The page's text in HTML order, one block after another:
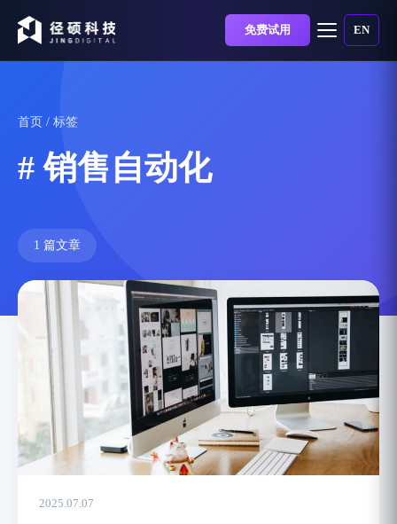
免费试用 EN
首页 / 标签
# 销售自动化
1 篇文章
2025.07.07